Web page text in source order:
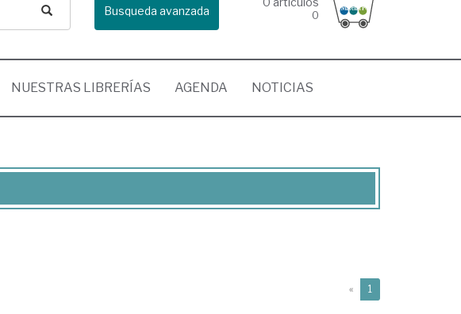
Busqueda avanzada 0
NUESTRAS LIBRERÍAS AGENDA NOTICIAS
« 1